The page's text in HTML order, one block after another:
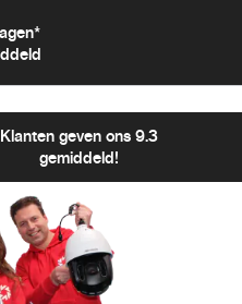
Klanten geven ons 9.3
gemiddeld!